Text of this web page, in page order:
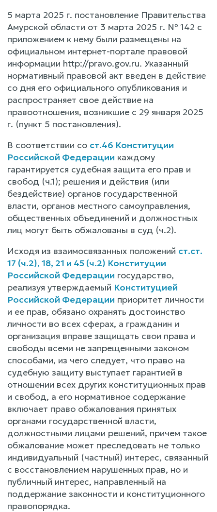
5 марта 2025 г. постановление Правительства
Амурской области от 3 марта 2025 г. № 142 с
приложением к нему были размещены на
официальном интернет-портале правовой
информации http://pravo.gov.ru. Указанный
нормативный правовой акт введен в действие
со дня его официального опубликования и
распространяет свое действие на
правоотношения, возникшие с 29 января 2025
г. (пункт 5 постановления).
В соответствии со ст.46 Конституции
Российской Федерации каждому
гарантируется судебная защита его прав и
свобод (ч.1); решения и действия (или
бездействие) органов государственной
власти, органов местного самоуправления,
общественных объединений и должностных
лиц могут быть обжалованы в суд (ч.2).
Исходя из взаимосвязанных положений ст.ст.
17 (ч.2), 18, 21 и 45 (ч.2) Конституции
Российской Федерации государство,
реализуя утверждаемый Конституцией
Российской Федерации приоритет личности
и ее прав, обязано охранять достоинство
личности во всех сферах, а гражданин и
организация вправе защищать свои права и
свободы всеми не запрещенными законом
способами, из чего следует, что право на
судебную защиту выступает гарантией в
отношении всех других конституционных прав
и свобод, а его нормативное содержание
включает право обжалования принятых
органами государственной власти,
должностными лицами решений, причем такое
обжалование может преследовать не только
индивидуальный (частный) интерес, связанный
с восстановлением нарушенных прав, но и
публичный интерес, направленный на
поддержание законности и конституционного
правопорядка.